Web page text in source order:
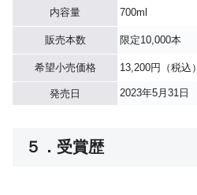
内容量 700ml
販売本数 限定10,000本
希望小売価格 13,200円（税込）
発売日 2023年5月31日
５．受賞歴